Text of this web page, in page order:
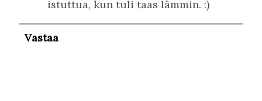
istuttua, kun tuli taas lämmin. :)
Vastaa